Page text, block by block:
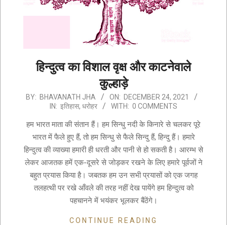
हिन्दुत्व का विशाल वृक्ष और काटनेवाले
कुल्हाड़े
2021-
24
BY: BHAVANATH JHA ON: DECEMBER 24, 2021
IN: इतिहास, धरोहर WITH: 0 COMMENTS
हम भारत माता की संतान हैं। हम सिन्धु नदी के किनारे से चलकर पूरे
भारत में फैले हुए हैं, तो हम सिन्धु से फैले सिन्दु हैं, हिन्दु हैं। हमारे
हिन्दुत्व की व्याख्या हमारी ही धरती और पानी से हो सकती है। आरम्भ से
लेकर आजतक हमें एक-दूसरे से जोड़कर रखने के लिए हमारे पूर्वजों ने
बहुत प्रयास किया है। जबतक हम उन सभी प्रयासों को एक जगह
तलहत्थी पर रखे आँवले की तरह नहीं देख पायेंगे हम हिन्दुत्व को
पहचानने में भयंकर भूलकर बैंठेंगे।
CONTINUE READING